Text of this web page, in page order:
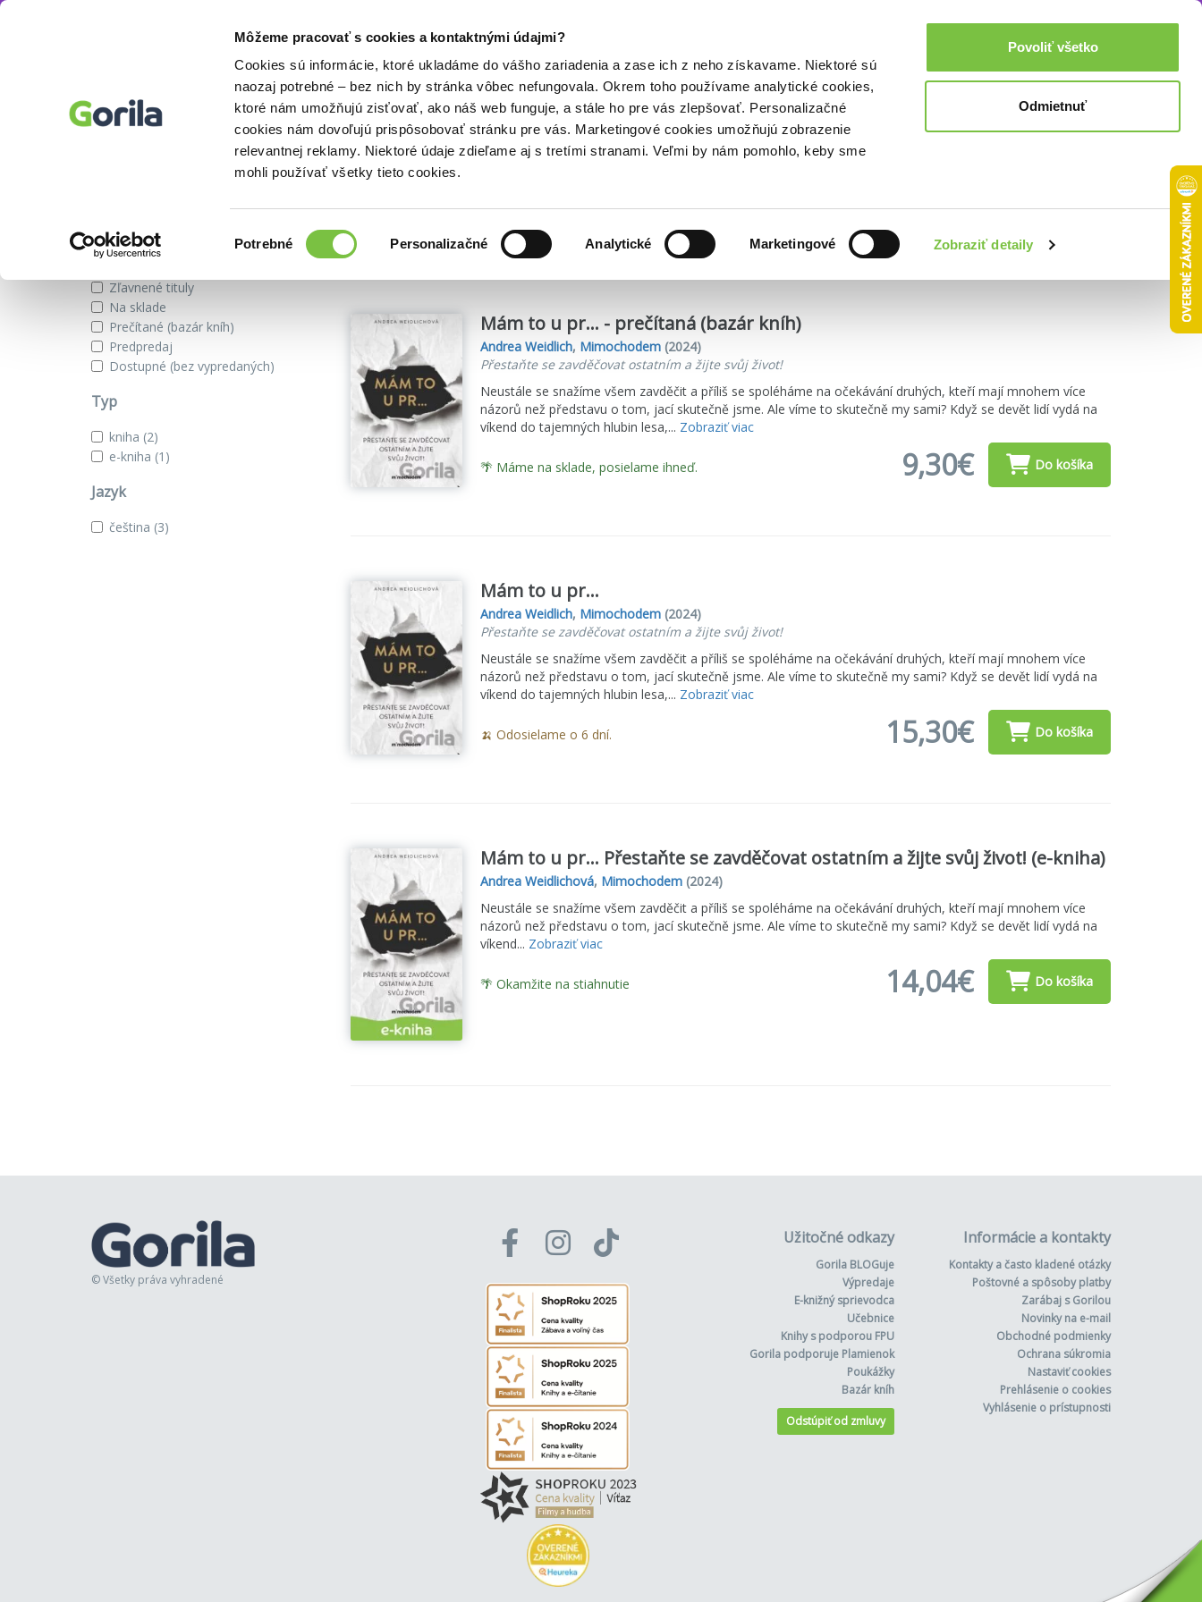
Môžeme pracovať s cookies a kontaktnými údajmi?
Cookies sú informácie, ktoré ukladáme do vášho zariadenia a zase ich z neho získavame. Niektoré sú
naozaj potrebné – bez nich by stránka vôbec nefungovala. Okrem toho používame analytické cookies,
ktoré nám umožňujú zisťovať, ako náš web funguje, a stále ho pre vás zlepšovať. Personalizačné
cookies nám dovoľujú prispôsobovať stránku pre vás. Marketingové cookies umožňujú zobrazenie
relevantnej reklamy. Niektoré údaje zdieľame aj s tretími stranami. Veľmi by nám pomohlo, keby sme
mohli používať všetky tieto cookies.
súhlasu
Potrebné Personalizačné Analytické Marketingové Zobraziť detaily
Povoliť všetko
Odmietnuť
Doplnky Prihlásenie 0,00€
Andrea Weidlich Akcie a zľavy
Knihy autora Andrea Weidlich
Zobraziť iba
Zľavnené tituly
Na sklade
Prečítané (bazár kníh)
Predpredaj
Dostupné (bez vypredaných)
Typ
kniha (2)
e-kniha (1)
Jazyk
čeština (3)
Našli sme Zoradiť podľa:
Mám to u pr… - prečítaná (bazár kníh)
Andrea Weidlich, Mimochodem(2024)
Přestaňte se zavděčovat ostatním a žijte svůj život!
Neustále se snažíme všem zavděčit a příliš se spoléháme na očekávání druhých, kteří mají mnohem více
názorů než představu o tom, jací skutečně jsme. Ale víme to skutečně my sami? Když se devět lidí vydá na
víkend do tajemných hlubin lesa,... Zobraziť viac
🌴 Máme na sklade, posielame ihneď. 9,30€ Do košíka
Mám to u pr…
Andrea Weidlich, Mimochodem(2024)
Přestaňte se zavděčovat ostatním a žijte svůj život!
Neustále se snažíme všem zavděčit a příliš se spoléháme na očekávání druhých, kteří mají mnohem více
názorů než představu o tom, jací skutečně jsme. Ale víme to skutečně my sami? Když se devět lidí vydá na
víkend do tajemných hlubin lesa,... Zobraziť viac
🍌 Odosielame o 6 dní. 15,30€ Do košíka
Mám to u pr… Přestaňte se zavděčovat ostatním a žijte svůj život! (e-kniha)
Andrea Weidlichová, Mimochodem(2024)
Neustále se snažíme všem zavděčit a příliš se spoléháme na očekávání druhých, kteří mají mnohem více
názorů než představu o tom, jací skutečně jsme. Ale víme to skutečně my sami? Když se devět lidí vydá na
víkend... Zobraziť viac
🌴 Okamžite na stiahnutie 14,04€ Do košíka
© Všetky práva vyhradené
Užitočné odkazy
Gorila BLOGuje
Výpredaje
E-knižný sprievodca
Učebnice
Knihy s podporou FPU
Gorila podporuje Plamienok
Poukážky
Bazár kníh
Odstúpiť od zmluvy
Informácie a kontakty
Kontakty a často kladené otázky
Poštovné a spôsoby platby
Zarábaj s Gorilou
Novinky na e-mail
Obchodné podmienky
Ochrana súkromia
Nastaviť cookies
Prehlásenie o cookies
Vyhlásenie o prístupnosti